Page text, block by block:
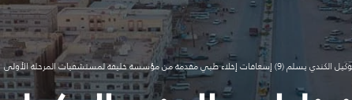
من مؤسسة خليفة لمستشفيات المرحلة الأولى